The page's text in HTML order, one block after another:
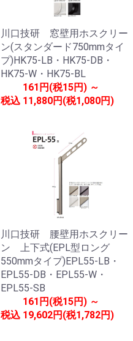
川口技研 窓壁用ホスクリー
ン(スタンダード750mmタイ
プ)HK75-LB・HK75-DB・
HK75-W・HK75-BL
税込
161円(税15円) ～
11,880円(税1,080円)
川口技研 腰壁用ホスクリー
ン 上下式(EPL型ロング
550mmタイプ)EPL55-LB・
EPL55-DB・EPL55-W・
EPL55-SB
税込
161円(税15円) ～
19,602円(税1,782円)